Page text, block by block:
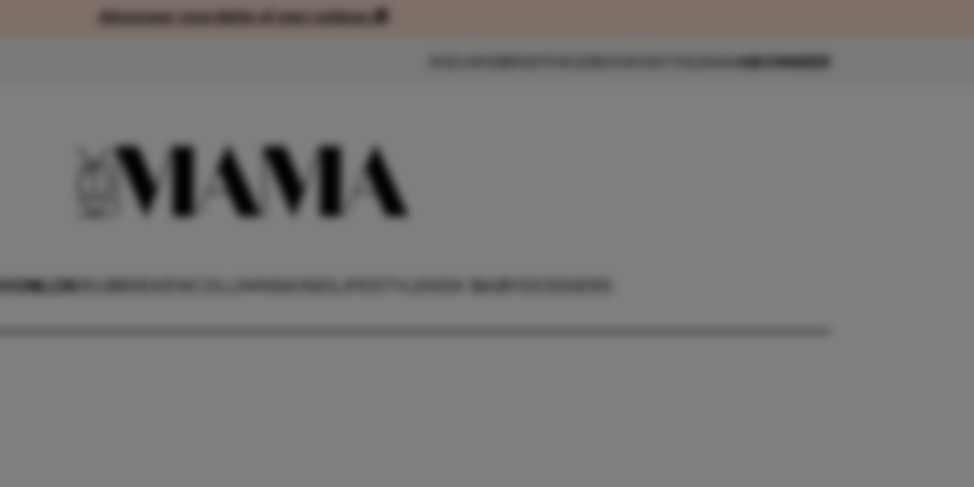
Abonneer voordelig of met cadeau 🎁Abonneer voordelig of met cadeau 🎁
ABONNEER